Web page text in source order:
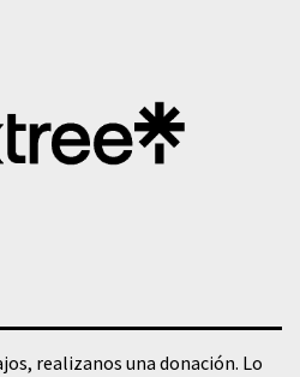
realizanos una donación. Lo